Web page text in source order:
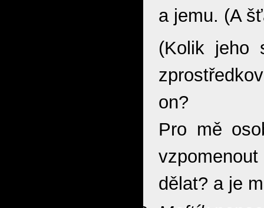
a jemu. (A
(Kolik jeho
on?
Pro mě
vzpomenout
dělat? a je